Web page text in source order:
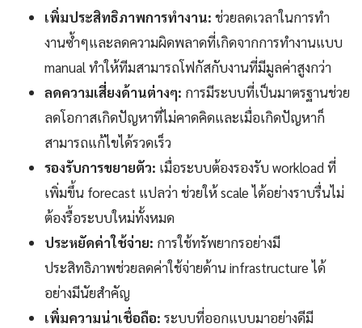
เพิ่มประสิทธิภาพการทำงาน: ช่วยลดเวลาในการทำ
งานซ้ำๆและลดความผิดพลาดที่เกิดจากการทำงานแบบ
manual ทำให้ทีมสามารถโฟกัสกับงานที่มีมูลค่าสูงกว่า
ลดความเสี่ยงด้านต่างๆ: การมีระบบที่เป็นมาตรฐานช่วย
ลดโอกาสเกิดปัญหาที่ไม่คาดคิดและเมื่อเกิดปัญหาก็
สามารถแก้ไขได้รวดเร็ว
รองรับการขยายตัว: เมื่อระบบต้องรองรับ workload ที่
เพิ่มขึ้น forecast แปลว่า ช่วยให้ scale ได้อย่างราบรื่นไม่
ต้องรื้อระบบใหม่ทั้งหมด
ประหยัดค่าใช้จ่าย: การใช้ทรัพยากรอย่างมี
ประสิทธิภาพช่วยลดค่าใช้จ่ายด้าน infrastructure ได้
อย่างมีนัยสำคัญ
เพิ่มความน่าเชื่อถือ: ระบบที่ออกแบบมาอย่างดีมี